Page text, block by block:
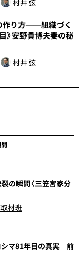
村井 弦
の作り方——組織づく
》安野貴博夫妻の秘
村井 弦
の瞬間〈三笠宮家分
材班
シマ81年目の真実 前